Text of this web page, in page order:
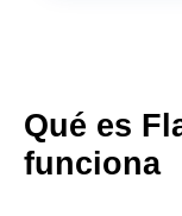
Qué es
funciona